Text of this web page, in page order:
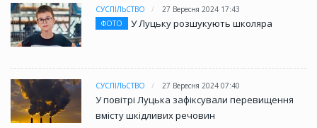
СУСПІЛЬСТВО
27 Вересня 2024 17:43
ФОТО
У Луцьку розшукують школяра
СУСПІЛЬСТВО 27 Вересня 2024 07:40
У повітрі Луцька зафіксували перевищення
вмісту шкідливих речовин